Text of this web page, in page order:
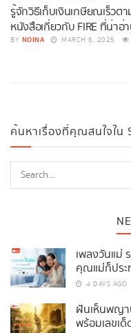
รู้จักวิธีเก็บเงินเกษียณเร็วต
หนังสือเกี่ยวกับ FIRE ที่น่าอ่
BY NOINA MARCH 6, 2025
ค้นหาเรื่องที่คุณสนใจใน
เพลงวันแม่
คุณแม่ก็ประ
4 DAYS AGO
ฝันเห็นพญา
พร้อมเลขเด็